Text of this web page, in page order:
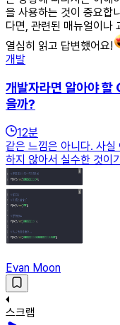
을 사용하는 것이 중요합
다면, 관련된 매뉴얼이나
열심히 읽고 답변했어요!
개발
개발자라면 알아야
을까?
12분
같은 느낌은 아니다. 사
하지 않아서 실수한 것이
Evan Moon
스크랩